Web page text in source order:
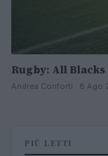
Rugby: All
Andrea Conforti · 8 Ago
PIÙ LETTI